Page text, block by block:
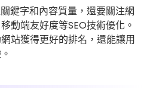
鍵字和內容質量，還要關注網
動端友好度等SEO技術優化。
站獲得更好的排名，還能讓用